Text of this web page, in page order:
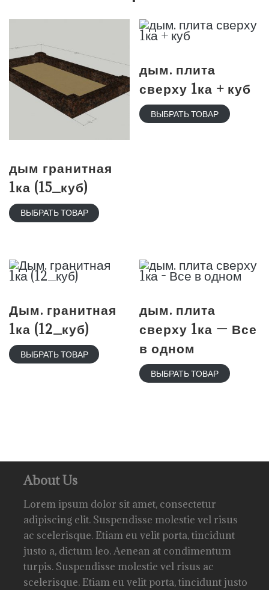
дым гранитная
1ка (15_куб)
ВЫБРАТЬ ТОВАР
дым. плита
сверху 1ка + куб
ВЫБРАТЬ ТОВАР
Дым. гранитная
1ка (12_куб)
ВЫБРАТЬ ТОВАР
дым. плита
сверху 1ка — Все
в одном
ВЫБРАТЬ ТОВАР
About Us
Lorem ipsum dolor sit amet, consectetur
adipiscing elit. Suspendisse molestie vel risus
ac scelerisque. Etiam eu velit porta, tincidunt
justo a, dictum leo. Aenean at condimentum
turpis. Suspendisse molestie vel risus ac
scelerisque. Etiam eu velit porta, tincidunt justo